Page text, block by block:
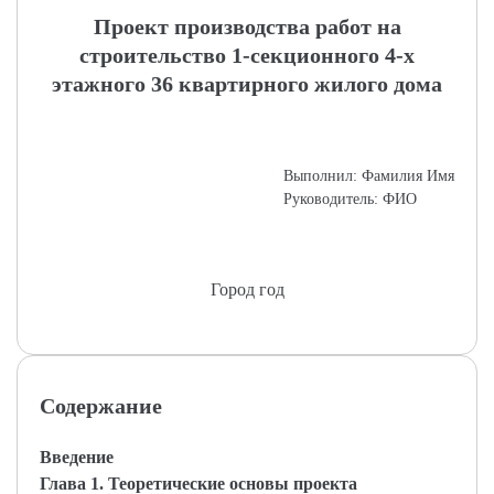
Проект производства работ на
строительство 1-секционного 4-х
этажного 36 квартирного жилого дома
Выполнил: Фамилия Имя
Руководитель: ФИО
Город год
Содержание
Введение
Глава 1. Теоретические основы проекта